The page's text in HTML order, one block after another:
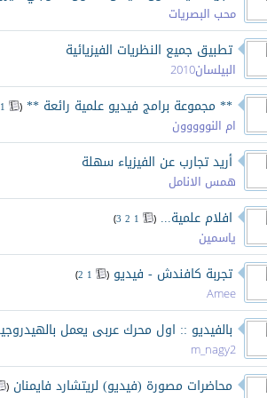
محب البصريات
تطبيق جميع النظريات الفيزيائية
البيلسان2010
** مجموعة برامج فيديو علمية رائعة ** (
1
ام النووووون
أريد تجارب عن الفيزياء سهلة
همس الانامل
افلام علمية... (
1
2
3
)
ياسمين
تجربة كافندش - فيديو (
1
2
)
Amee
بالفيديو :: اول محرك عربى يعمل
m_nagy2
محاضرات مصورة (فيديو) لريتشارد فايمنان (